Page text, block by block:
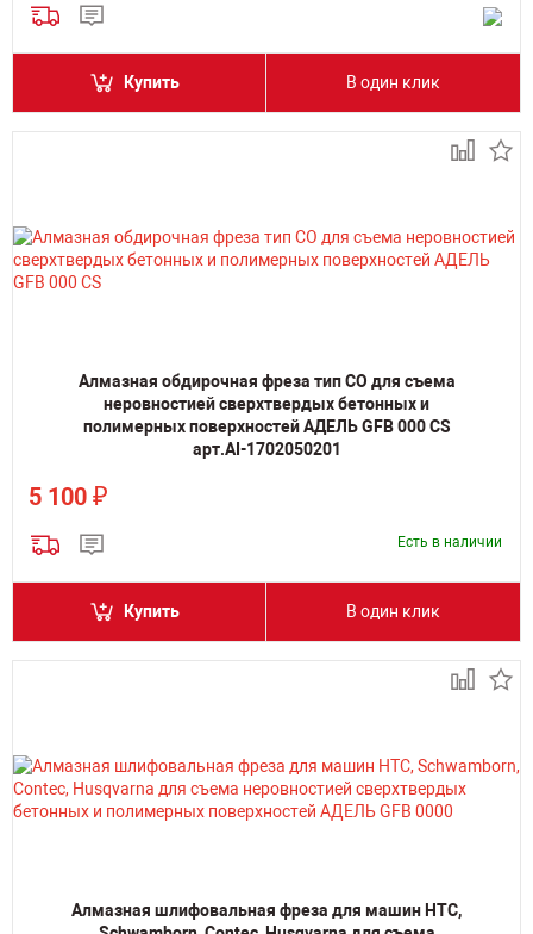
Купить В один клик
Алмазная обдирочная фреза тип СО для съема
неровностией сверхтвердых бетонных и
полимерных поверхностей АДЕЛЬ GFB 000 CS
арт.AI-1702050201
5 100 ₽
Есть в наличии
Купить В один клик
Алмазная шлифовальная фреза для машин HTC,